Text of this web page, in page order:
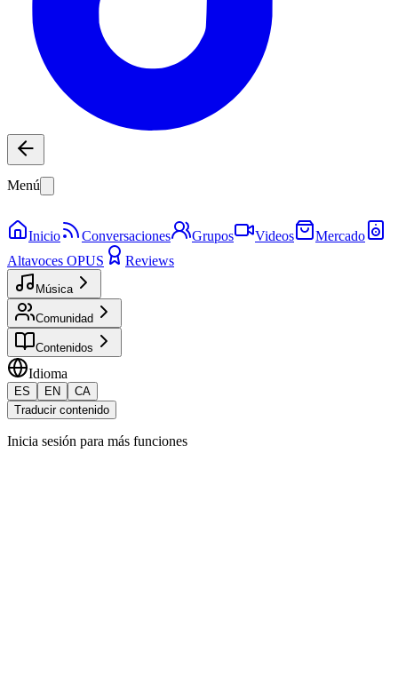
Menú
Inicio Conversaciones Grupos Videos
Mercado
Altavoces OPUS
Reviews
Música
Comunidad
Contenidos
Idioma
ES EN
CA
Traducir contenido
Inicia sesión para más funciones